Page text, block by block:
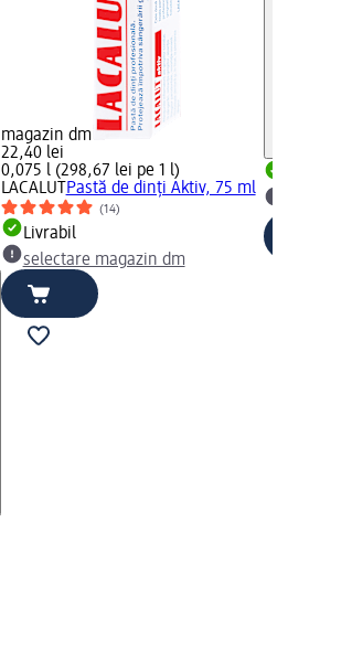
magazin dm
22,40 lei
0,075 l (298,67 lei pe 1 l)
LACALUT
Pastă de dinți Aktiv, 75 ml
(14)
Livrabil
selectare magazin dm